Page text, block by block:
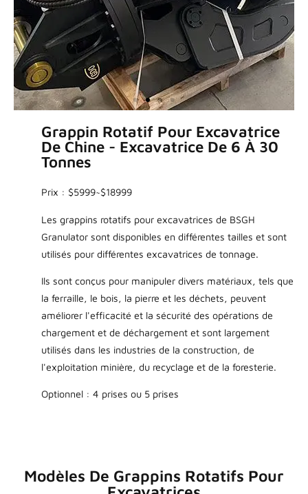
Grappin Rotatif Pour Excavatrice
De Chine - Excavatrice De 6 À 30
Tonnes
Prix : $5999~$18999
Les grappins rotatifs pour excavatrices de BSGH
Granulator sont disponibles en différentes tailles et sont
utilisés pour différentes excavatrices de tonnage.
Ils sont conçus pour manipuler divers matériaux, tels que
la ferraille, le bois, la pierre et les déchets, peuvent
améliorer l'efficacité et la sécurité des opérations de
chargement et de déchargement et sont largement
utilisés dans les industries de la construction, de
l'exploitation minière, du recyclage et de la foresterie.
Optionnel : 4 prises ou 5 prises
Modèles De Grappins Rotatifs Pour